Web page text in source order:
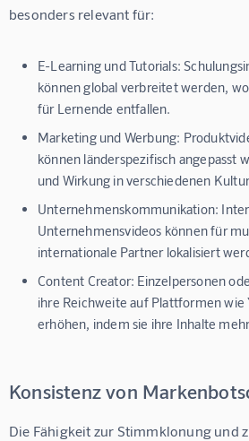
besonders relevant für:
E-Learning und Tutorials:
können global verbreitet werden,
für Lernende entfallen.
Marketing und Werbung:
können länderspezifisch angepasst
und Wirkung in verschiedenen
Unternehmenskommunikation:
Unternehmensvideos können für
internationale Partner lokalisiert
Content Creator: Einzelpersonen
ihre Reichweite auf Plattformen wie
erhöhen, indem sie ihre Inhalte
Konsistenz von
Die Fähigkeit zur Stimmklonung und